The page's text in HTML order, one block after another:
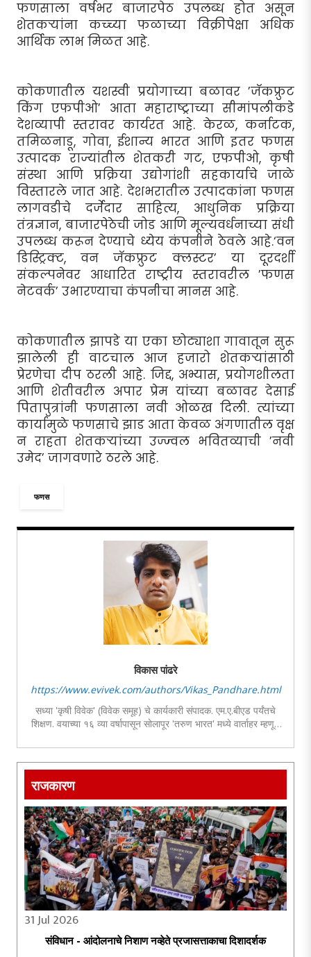
फणसाला वर्षभर बाजारपेठ उपलब्ध होत असून
शेतकर्‍यांना कच्च्या फळाच्या विक्रीपेक्षा अधिक
आर्थिक लाभ मिळत आहे.
कोकणातील यशस्वी प्रयोगाच्या बळावर ’जॅकफ्रुट
किंग एफपीओ’ आता महाराष्ट्राच्या सीमांपलीकडे
देशव्यापी स्तरावर कार्यरत आहे. केरळ, कर्नाटक,
तमिळनाडू, गोवा, ईशान्य भारत आणि इतर फणस
उत्पादक राज्यांतील शेतकरी गट, एफपीओ, कृषी
संस्था आणि प्रक्रिया उद्योगांशी सहकार्याचे जाळे
विस्तारले जात आहे. देशभरातील उत्पादकांना फणस
लागवडीचे दर्जेदार साहित्य, आधुनिक प्रक्रिया
तंत्रज्ञान, बाजारपेठेची जोड आणि मूल्यवर्धनाच्या संधी
उपलब्ध करून देण्याचे ध्येय कंपनीने ठेवले आहे.‘वन
डिस्ट्रिक्ट, वन जॅकफ्रुट क्लस्टर’ या दूरदर्शी
संकल्पनेवर आधारित राष्ट्रीय स्तरावरील ’फणस
नेटवर्क’ उभारण्याचा कंपनीचा मानस आहे.
कोकणातील झापडे या एका छोट्याशा गावातून सुरू
झालेली ही वाटचाल आज हजारो शेतकर्‍यांसाठी
प्रेरणेचा दीप ठरली आहे. जिद्द, अभ्यास, प्रयोगशीलता
आणि शेतीवरील अपार प्रेम यांच्या बळावर देसाई
पितापुत्रांनी फणसाला नवी ओळख दिली. त्यांच्या
कार्यामुळे फणसाचे झाड आता केवळ अंगणातील वृक्ष
न राहता शेतकर्‍यांच्या उज्ज्वल भवितव्याची ’नवी
उमेद’ जागवणारे ठरले आहे.
फणस
विकास पांढरे
https://www.evivek.com/authors/Vikas_Pandhare.html
सध्या 'कृषी विवेक' (विवेक समूह) चे कार्यकारी संपादक. एम.ए.बीएड पर्यंतचे
शिक्षण. वयाच्या १६ व्या वर्षापासून सोलापूर 'तरुण भारत' मध्ये वार्ताहर म्हणून
उपसंपादक म्हणून अनुभव. कृषी, समाज, साहित्य व वंचित समाजाविषयी
लिखाण.
राजकारण
31 Jul 2026
संविधान - आंदोलनाचे निशाण नव्हेते प्रजासत्ताकाचा दिशादर्शक